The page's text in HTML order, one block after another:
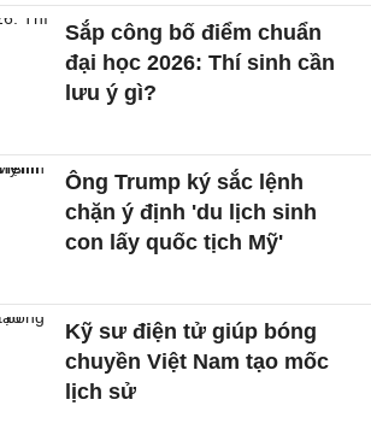
Sắp công bố điểm chuẩn
đại học 2026: Thí sinh cần
lưu ý gì?
Ông Trump ký sắc lệnh
chặn ý định 'du lịch sinh
con lấy quốc tịch Mỹ'
Kỹ sư điện tử giúp bóng
chuyền Việt Nam tạo mốc
lịch sử